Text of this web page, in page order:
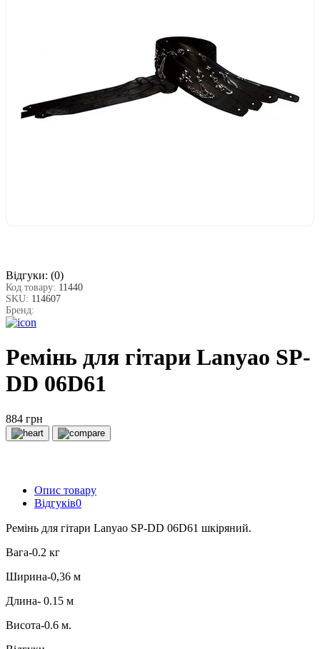
Відгуки: (0)
Код товару: 11440
SKU: 114607
Бренд:
Ремінь для гітари Lanyao SP-
DD 06D61
884 грн
Опис товару
Відгуків0
Ремінь для гітари Lanyao SP-DD 06D61 шкіряний.
Вага-0.2 кг
Ширина-0,36 м
Длина- 0.15 м
Висота-0.6 м.